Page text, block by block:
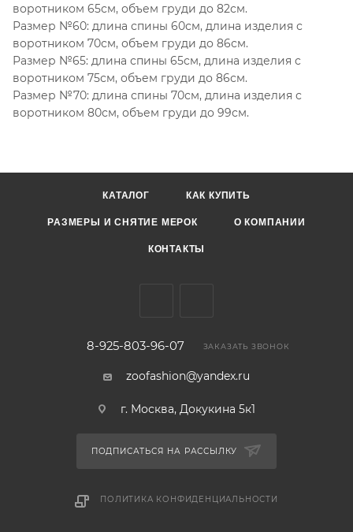
воротником 65см, объем груди до 82см.
Размер №60: длина спины 60см, длина изделия с
воротником 70см, объем груди до 86см.
Размер №65: длина спины 65см, длина изделия с
воротником 75см, объем груди до 86см.
Размер №70: длина спины 70см, длина изделия с
воротником 80см, объем груди до 99см.
КАТАЛОГ КАК КУПИТЬ
РАЗМЕРЫ И СНЯТИЕ МЕРОК О КОМПАНИИ
КОНТАКТЫ
8-925-803-96-07 ЗАКАЗАТЬ ЗВОНОК
zoofashion@yandex.ru
г. Москва, Докукина 5к1
ПОДПИСАТЬСЯ НА РАССЫЛКУ
ПОЛИТИКА КОНФИДЕНЦИАЛЬНОСТИ